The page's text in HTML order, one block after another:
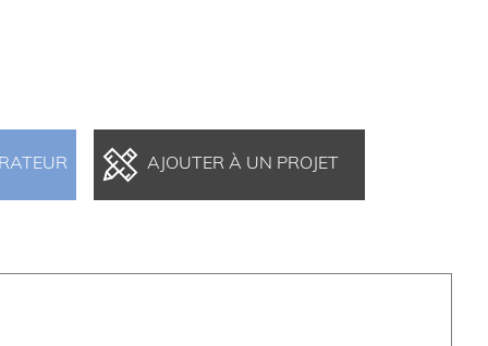
AJOUTER À UN PROJET